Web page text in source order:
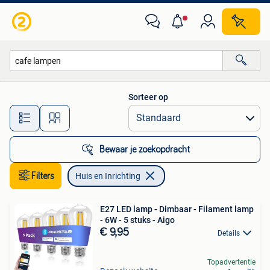
Alle afstanden…
Sorteer op
Bewaar je zoekopdracht
Filters Huis en Inrichting
E27 LED lamp - Dimbaar - Filament lamp
- 6W - 5 stuks - Aigo
€ 9,95 Details
Topadvertentie